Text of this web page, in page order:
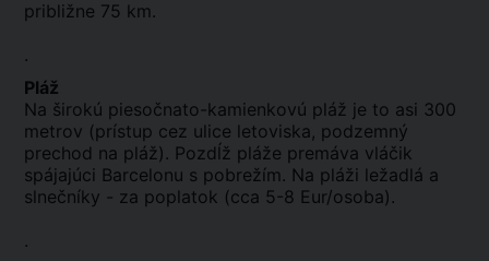
približne 75 km.
.
Pláž
Na širokú piesočnato-kamienkovú pláž je to asi 300
metrov (prístup cez ulice letoviska, podzemný
prechod na pláž). Pozdĺž pláže premáva vláčik
spájajúci Barcelonu s pobrežím. Na pláži ležadlá a
slnečníky - za poplatok (cca 5-8 Eur/osoba).
.